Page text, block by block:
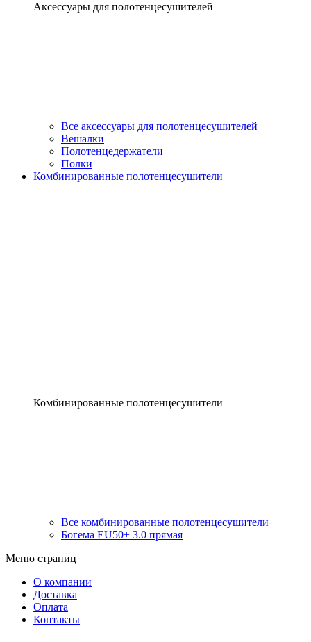
Аксессуары для полотенцесушителей
Все аксессуары для полотенцесушителей
Вешалки
Полотенцедержатели
Полки
Комбинированные полотенцесушители
Комбинированные полотенцесушители
Все комбинированные полотенцесушители
Богема EU50+ 3.0 прямая
Меню страниц
О компании
Доставка
Оплата
Контакты